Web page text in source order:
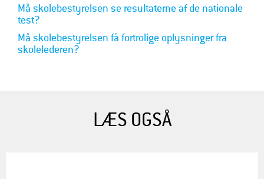
Må skolebestyrelsen se resultaterne af de nationale
test?
Må skolebestyrelsen få fortrolige oplysninger fra
skolelederen?
LÆS OGSÅ